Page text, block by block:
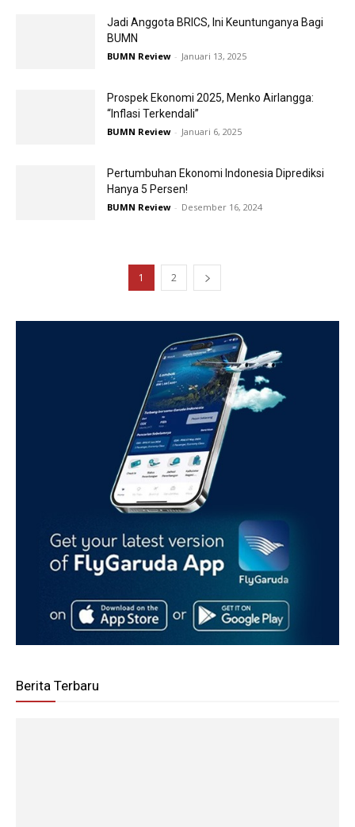
Jadi Anggota BRICS, Ini Keuntunganya Bagi
BUMN
BUMN Review - Januari 13, 2025
Prospek Ekonomi 2025, Menko Airlangga:
“Inflasi Terkendali”
BUMN Review - Januari 6, 2025
Pertumbuhan Ekonomi Indonesia Diprediksi
Hanya 5 Persen!
BUMN Review - Desember 16, 2024
1 2
Berita Terbaru